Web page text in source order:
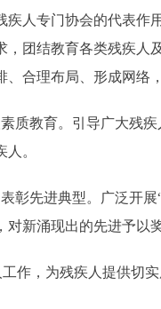
疾人专门协会的代表作
，团结教育各类残疾
、合理布局、形成网络
教育。引导广大残疾
。
先进典型。广泛开展“
对新涌现出的先进予以
，为残疾人提供切实